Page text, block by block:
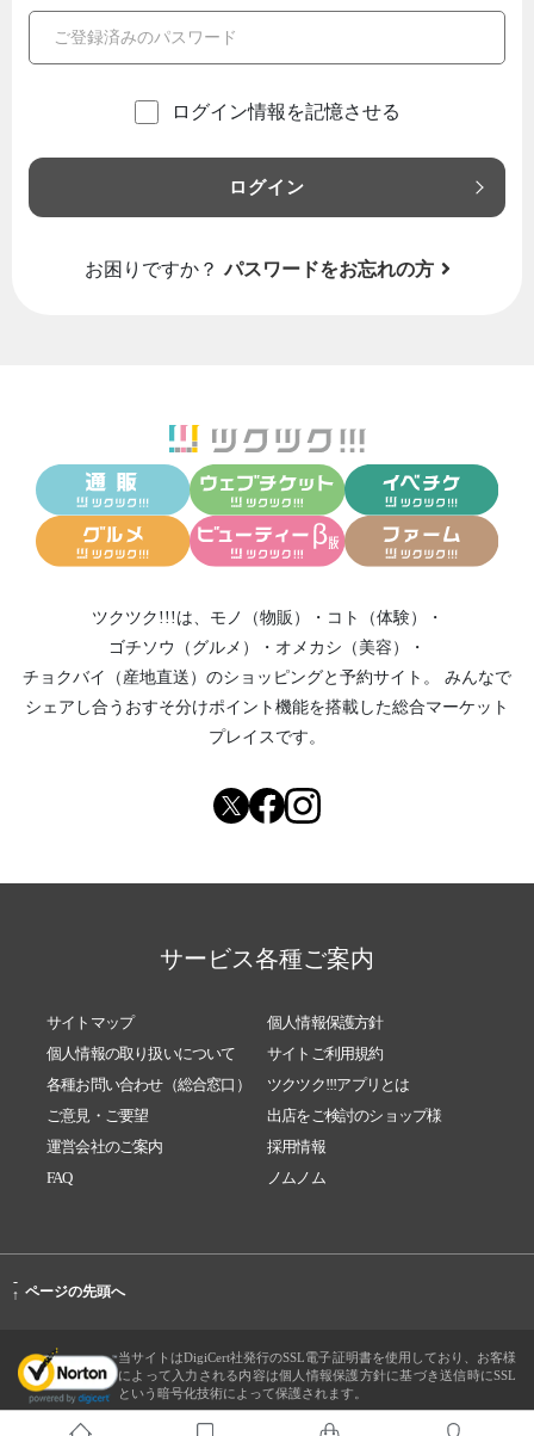
ログイン情報を記憶させる
ログイン
お困りですか？ パスワードをお忘れの方
ツクツク!!!は、 モノ（物販） ・ コト（体験）
・
ゴチソウ（グルメ）
・ オメカシ（美容）
・
チョクバイ（産地直送） のショッピングと予約サイト。
みんなで
シェアし合う おすそ分けポイント機能を搭載した総合マーケット
プレイスです。
サービス各種ご案内
サイトマップ
個人情報保護方針
個人情報の取り扱いについて
サイトご利用規約
各種お問い合わせ（総合窓口）
ツクツク!!!アプリとは
ご意見・ご要望
出店をご検討のショップ様
運営会社のご案内
採用情報
FAQ
ノムノム
-
↑ ページの先頭へ
当サイトはDigiCert社発行のSSL電子証明書を使用しており、お客様
によって入力される内容は個人情報保護方針に基づき送信時にSSL
という暗号化技術によって保護されます。